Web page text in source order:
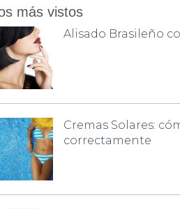
más vistos
Alisado Brasileño
Cremas Solares:
correctamente